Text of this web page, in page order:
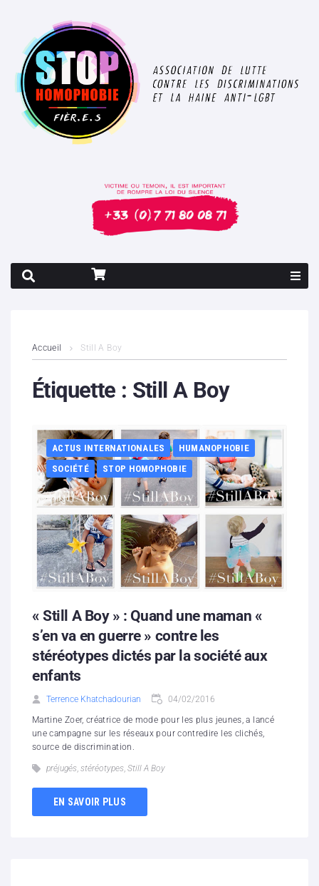
Contenus litigieux
Boutique
Partenaires
Contacts
Hébergement solidaire
Accueil Still A Boy
Étiquette : Still A Boy
ACTUS INTERNATIONALES
HUMANOPHOBIE
SOCIÉTÉ
STOP HOMOPHOBIE
« Still A Boy » : Quand une maman «
s’en va en guerre » contre les
stéréotypes dictés par la société aux
enfants
Terrence Khatchadourian 04/02/2016
Martine Zoer, créatrice de mode pour les plus jeunes, a lancé
une campagne sur les réseaux pour contredire les clichés,
source de discrimination.
préjugés, stéréotypes, Still A Boy
EN SAVOIR PLUS